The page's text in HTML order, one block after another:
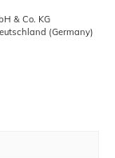
& Co. KG
(Germany)